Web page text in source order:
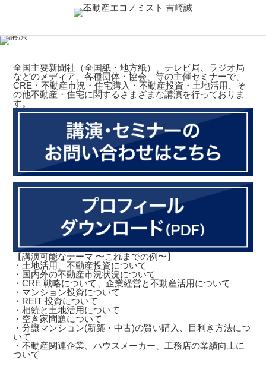
全国主要新聞社（全国紙・地方紙）、テレビ局、ラジオ局
などのメディア、各種団体・協会、等の主催セミナーで、
CRE・不動産市況・住宅購入・不動産投資・土地活用、そ
の他不動産・住宅に関するさまざまな講演を行っておりま
す。
【講演可能なテーマ 〜これまでの例〜】
・土地活用、不動産投資について
・国内外の不動産市況状況について
・CRE 戦略について、企業経営と不動産活用について
・マンション投資について
・REIT 投資について
・相続と土地活用について
・空き家問題について
・分譲マンション(新築・中古)の賢い購入、目利き方法につ
いて
・不動産関連企業、ハウスメーカー、工務店の業績向上に
ついて